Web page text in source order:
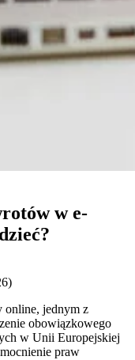
w e-
online, jednym z
obowiązkowego
w Unii Europejskiej
praw